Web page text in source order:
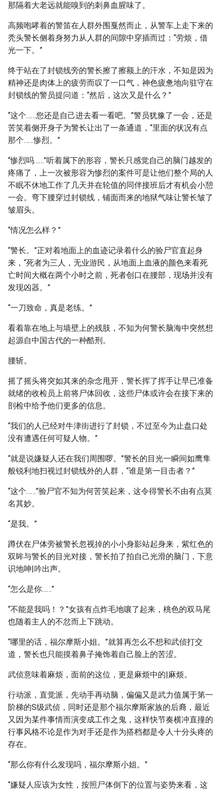
那隔着大老远就能嗅到的刺鼻血腥味了。
高频咆哮着的警笛在人群外围戛然而止，从警车上走下来的
秃头警长侧着身努力从人群的间隙中穿插而过：“劳烦，借
光一下。”
终于站在了封锁线旁的警长擦了擦额上的汗水，不知是因为
精神还是肉体上的疲劳而叹了一口气，神色疲惫地向驻守在
封锁线的警员提问道：“然后，这次又是什么？”
“这个……您还是自己进去看一看吧。”警员犹豫了一会，还是
苦笑着侧开身子为警长让出了一条通道，“里面的状况有点
那个……惨烈。”
“惨烈吗……”听着属下的形容，警长只感觉自己的脑门越发的
疼痛了，上一次被形容为惨烈的案件可是让他们整个局的人
不眠不休地工作了几天并在轮值的同伴接班后才有机会小憩
一会。弯下腰穿过封锁线，铺面而来的地狱气味让警长皱了
皱眉头。
“情况怎么样？”
“警长。”正对着地面上的血迹记录着什么的验尸官直起身
来，“死者为三人，无业游民，从地面上血液的颜色来看死
亡时间大概在两个小时之前，死者创口在腰部，现场并没有
发现凶器。”
“一刀致命，真是老练。”
看着靠在地上与墙壁上的残肢，不知为何警长脑海中突然想
起源自中国古代的一种酷刑。
腰斩。
摇了摇头将突如其来的杂念甩开，警长挥了挥手让早已准备
就绪的收检员上前将尸体回收，这些尸体或许会在接下来的
剖检中给予他们更多的信息。
“我们的人已经对牛津街进行了封锁，不过至今为止盘口处
没有遭遇任何可疑人物。”
“就是说嫌疑人还在我们周围啰。”警长的目光一瞬间如鹰隼
般锐利地扫视过封锁线外的人群，“谁是第一目击者？”
“这个……”验尸官不知为何苦笑起来，这令得警长不由有点莫
名其妙。
“是我。”
蹲伏在尸体旁被警长忽视掉的小小身影站起身来，紫红色的
双眸与警长的目光对接，警长拍了拍自己光滑的脑门，下意
识地呻|吟出声。
“怎么是你……”
“不能是我吗！？”女孩有点炸毛地嚷了起来，桃色的双马尾
也随着主人的不忿而上下跳动。
“哪里的话，福尔摩斯小姐。”就算再怎么不想和武侦打交
道，警长也只能摸着鼻子掩饰着自己脸上的苦涩。
武侦意味着麻烦，面前的这位，更是麻烦中的|麻烦。
行动派，直觉派，先动手再动脑，偏偏又是武力值属于第一
阶梯的S级武侦，同时还是那个福尔摩斯家族的后裔，最近
又因为某件事情而演变成工作之鬼，这样快节奏横冲直撞的
行事风格不论是作为对手还是作为搭档都是令人十分头疼的
存在。
“那么你有什么发现吗，福尔摩斯小姐。”
“嫌疑人应该为女性，按照尸体倒下的位置与姿势来看，这